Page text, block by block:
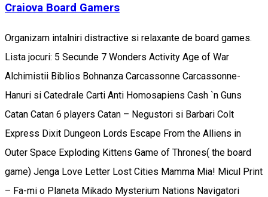
Craiova Board Gamers
Organizam intalniri distractive si relaxante de board games.
Lista jocuri: 5 Secunde 7 Wonders Activity Age of War
Alchimistii Biblios Bohnanza Carcassonne Carcassonne-
Hanuri si Catedrale Carti Anti Homosapiens Cash `n Guns
Catan Catan 6 players Catan – Negustori si Barbari Colt
Express Dixit Dungeon Lords Escape From the Alliens in
Outer Space Exploding Kittens Game of Thrones( the board
game) Jenga Love Letter Lost Cities Mamma Mia! Micul Print
– Fa-mi o Planeta Mikado Mysterium Nations Navigatori